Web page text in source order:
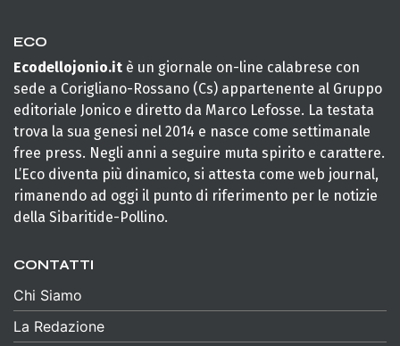
ECO
Ecodellojonio.it è un giornale on-line calabrese con
sede a Corigliano-Rossano (Cs) appartenente al Gruppo
editoriale Jonico e diretto da Marco Lefosse. La testata
trova la sua genesi nel 2014 e nasce come settimanale
free press. Negli anni a seguire muta spirito e carattere.
L’Eco diventa più dinamico, si attesta come web journal,
rimanendo ad oggi il punto di riferimento per le notizie
della Sibaritide-Pollino.
CONTATTI
Chi Siamo
La Redazione